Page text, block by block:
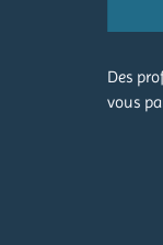
Des
vous